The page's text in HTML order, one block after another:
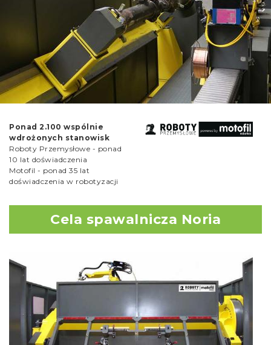
Ponad 2.100 wspólnie
wdrożonych stanowisk
Roboty Przemysłowe - ponad
10 lat doświadczenia
Motofil - ponad 35 lat
doświadczenia w robotyzacji
Cela spawalnicza Noria